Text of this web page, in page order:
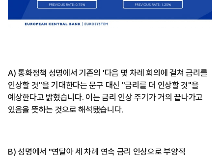
A) 통화정책 성명에서 기존의 '다음 몇 차례 회의에 걸쳐 금리를
인상할 것''을 기대한다는 문구 대신 "금리를 더 인상할 것"을
예상한다고 밝혔습니다. 이는 금리 인상 주기가 거의 끝나가고
있음을 뜻하는 것으로 해석됐습니다.
B) 성명에서 "연달아 세 차례 연속 금리 인상으로 부양적